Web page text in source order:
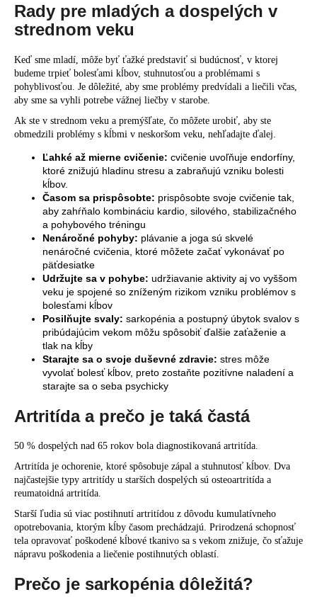
Rady pre mladých a dospelých v
strednom veku
Keď sme mladí, môže byť ťažké predstaviť si budúcnosť, v ktorej
budeme trpieť bolesťami kĺbov, stuhnutosťou a problémami s
pohyblivosťou. Je dôležité, aby sme problémy predvídali a liečili včas,
aby sme sa vyhli potrebe vážnej liečby v starobe.
Ak ste v strednom veku a premýšľate, čo môžete urobiť, aby ste
obmedzili problémy s kĺbmi v neskoršom veku, nehľadajte ďalej.
Ľahké až mierne cvičenie: cvičenie uvoľňuje endorfíny,
ktoré znižujú hladinu stresu a zabraňujú vzniku bolesti
kĺbov.
Časom sa prispôsobte: prispôsobte svoje cvičenie tak,
aby zahŕňalo kombináciu kardio, silového, stabilizačného
a pohybového tréningu
Nenáročné pohyby: plávanie a joga sú skvelé
nenáročné cvičenia, ktoré môžete začať vykonávať po
päťdesiatke
Udržujte sa v pohybe: udržiavanie aktivity aj vo vyššom
veku je spojené so zníženým rizikom vzniku problémov s
bolesťami kĺbov
Posilňujte svaly: sarkopénia a postupný úbytok svalov s
pribúdajúcim vekom môžu spôsobiť ďalšie zaťaženie a
tlak na kĺby
Starajte sa o svoje duševné zdravie: stres môže
vyvolať bolesť kĺbov, preto zostaňte pozitívne naladení a
starajte sa o seba psychicky
Artritída a prečo je taká častá
50 % dospelých nad 65 rokov bola diagnostikovaná artritída.
Artritída je ochorenie, ktoré spôsobuje zápal a stuhnutosť kĺbov. Dva
najčastejšie typy artritídy u starších dospelých sú osteoartritída a
reumatoidná artritída.
Starší ľudia sú viac postihnutí artritídou z dôvodu kumulatívneho
opotrebovania, ktorým kĺby časom prechádzajú. Prirodzená schopnosť
tela opravovať poškodené kĺbové tkanivo sa s vekom znižuje, čo sťažuje
nápravu poškodenia a liečenie postihnutých oblastí.
Prečo je sarkopénia dôležitá?